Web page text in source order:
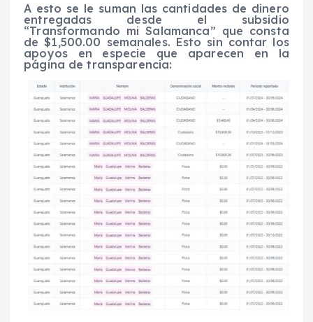
A esto se le suman las cantidades de dinero
entregadas desde el subsidio
“Transformando mi Salamanca” que consta
de $1,500.00 semanales. Esto sin contar los
apoyos en especie que aparecen en la
página de transparencia: